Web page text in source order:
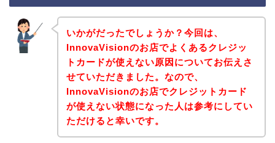
いかがだったでしょうか？今回は、
InnovaVisionのお店でよくあるクレジッ
トカードが使えない原因についてお伝えさ
せていただきました。なので、
InnovaVisionのお店でクレジットカード
が使えない状態になった人は参考にしてい
ただけると幸いです。